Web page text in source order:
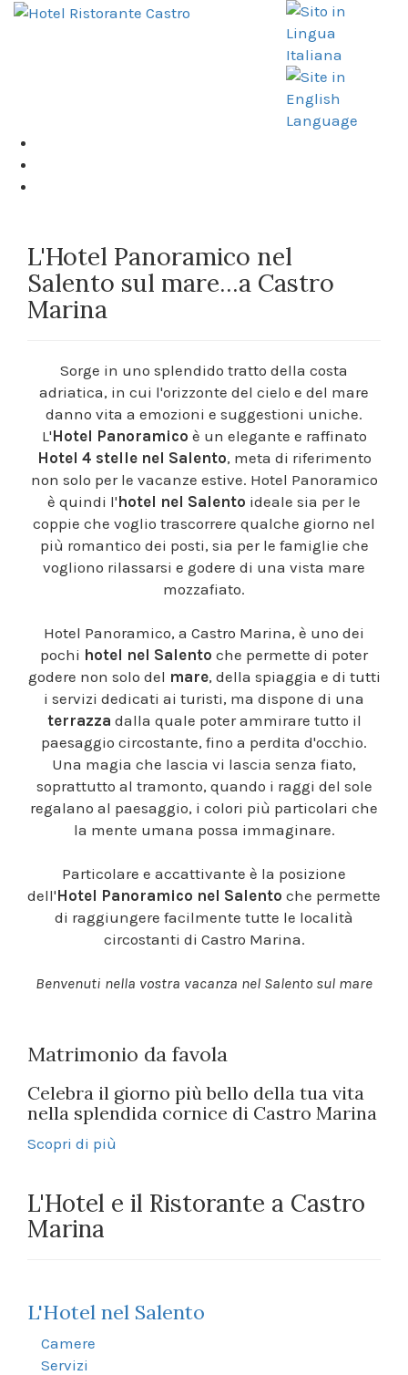
L'Hotel Panoramico nel
Salento sul mare...a Castro
Marina
Sorge in uno splendido tratto della costa
adriatica, in cui l'orizzonte del cielo e del mare
danno vita a emozioni e suggestioni uniche.
L'Hotel Panoramico è un elegante e raffinato
Hotel 4 stelle nel Salento, meta di riferimento
non solo per le vacanze estive. Hotel Panoramico
è quindi l'hotel nel Salento ideale sia per le
coppie che voglio trascorrere qualche giorno nel
più romantico dei posti, sia per le famiglie che
vogliono rilassarsi e godere di una vista mare
mozzafiato.
Hotel Panoramico, a Castro Marina, è uno dei
pochi hotel nel Salento che permette di poter
godere non solo del mare, della spiaggia e di tutti
i servizi dedicati ai turisti, ma dispone di una
terrazza dalla quale poter ammirare tutto il
paesaggio circostante, fino a perdita d'occhio.
Una magia che lascia vi lascia senza fiato,
soprattutto al tramonto, quando i raggi del sole
regalano al paesaggio, i colori più particolari che
la mente umana possa immaginare.
Particolare e accattivante è la posizione
dell'Hotel Panoramico nel Salento che permette
di raggiungere facilmente tutte le località
circostanti di Castro Marina.
Benvenuti nella vostra vacanza nel Salento sul mare
Matrimonio da favola
Celebra il giorno più bello della tua vita
nella splendida cornice di Castro Marina
Scopri di più
L'Hotel e il Ristorante a Castro
Marina
L'Hotel nel Salento
Camere
Servizi